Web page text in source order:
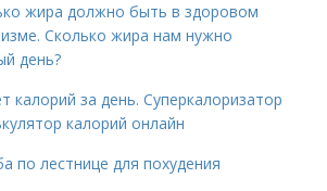
жира должно быть в здоровом
Сколько жира нам нужно
день?
калорий за день. Суперкалоризатор
калорий онлайн
по лестнице для похудения